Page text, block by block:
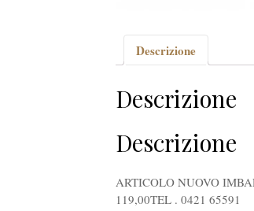
Descrizione
Descrizione
Descrizione
ARTICOLO NUOVO
119,00TEL . 0421 65591